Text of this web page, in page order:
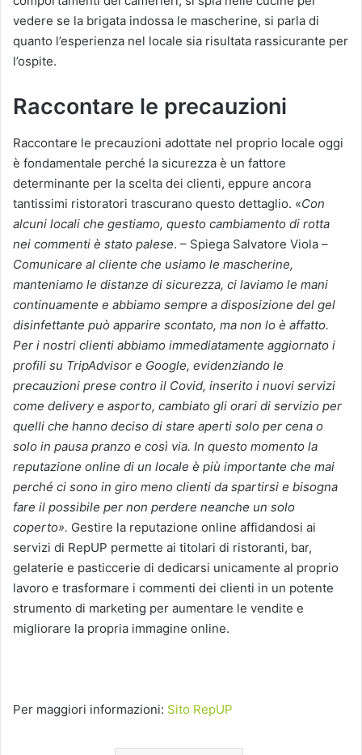
vedere se la brigata indossa le mascherine, si parla di
quanto l’esperienza nel locale sia risultata rassicurante per
l’ospite.
Raccontare le precauzioni
Raccontare le precauzioni adottate nel proprio locale oggi
è fondamentale perché la sicurezza è un fattore
determinante per la scelta dei clienti, eppure ancora
tantissimi ristoratori trascurano questo dettaglio. «Con
alcuni locali che gestiamo, questo cambiamento di rotta
nei commenti è stato palese. – Spiega Salvatore Viola –
Comunicare al cliente che usiamo le mascherine,
manteniamo le distanze di sicurezza, ci laviamo le mani
continuamente e abbiamo sempre a disposizione del gel
disinfettante può apparire scontato, ma non lo è affatto.
Per i nostri clienti abbiamo immediatamente aggiornato i
profili su TripAdvisor e Google, evidenziando le
precauzioni prese contro il Covid, inserito i nuovi servizi
come delivery e asporto, cambiato gli orari di servizio per
quelli che hanno deciso di stare aperti solo per cena o
solo in pausa pranzo e così via. In questo momento la
reputazione online di un locale è più importante che mai
perché ci sono in giro meno clienti da spartirsi e bisogna
fare il possibile per non perdere neanche un solo
coperto». Gestire la reputazione online affidandosi ai
servizi di RepUP permette ai titolari di ristoranti, bar,
gelaterie e pasticcerie di dedicarsi unicamente al proprio
lavoro e trasformare i commenti dei clienti in un potente
strumento di marketing per aumentare le vendite e
migliorare la propria immagine online.
Per maggiori informazioni: Sito RepUP